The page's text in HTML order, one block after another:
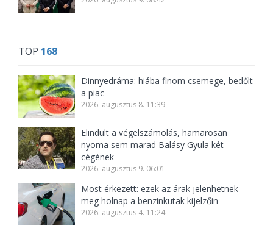
TOP 168
Dinnyedráma: hiába finom csemege, bedőlt
a piac
2026. augusztus 8. 11:39
Elindult a végelszámolás, hamarosan
nyoma sem marad Balásy Gyula két
cégének
2026. augusztus 9. 06:01
Most érkezett: ezek az árak jelenhetnek
meg holnap a benzinkutak kijelzőin
2026. augusztus 4. 11:24